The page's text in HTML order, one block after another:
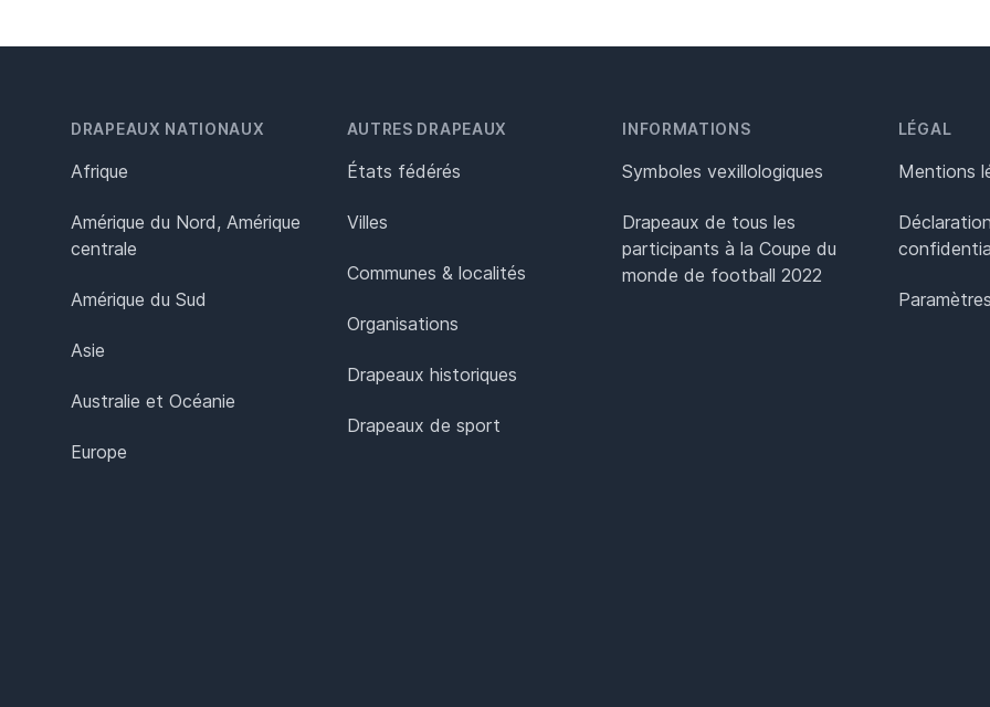
DRAPEAUX NATIONAUX
Afrique
Amérique du Nord, Amérique
centrale
Amérique du Sud
Asie
Australie et Océanie
Europe
AUTRES DRAPEAUX
États fédérés
Villes
Communes & localités
Organisations
Drapeaux historiques
Drapeaux de sport
INFORMATIONS
Symboles vexillologiques
Drapeaux de tous les
participants à la Coupe du
monde de football 2022
LÉGAL
Mentions